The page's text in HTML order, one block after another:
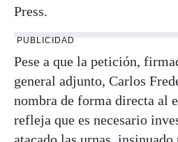
Press.
PUBLICIDAD
Pese a que la petición,
general adjunto, Carlos
nombra de forma directa al
refleja que es necesario
atacado las urnas,